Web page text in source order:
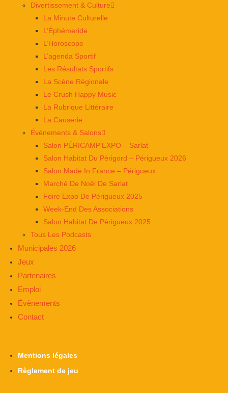
Divertissement & Culture
La Minute Culturelle
L’Éphémeride
L’Horoscope
L’agenda Sportif
Les Résultats Sportifs
La Scène Régionale
Le Crush Happy Music
La Rubrique Littéraire
La Causerie
Événements & Salons
Salon PÉRICAMP’EXPO – Sarlat
Salon Habitat Du Périgord – Périgueux 2026
Salon Made In France – Périgueux
Marché De Noël De Sarlat
Foire Expo De Périgueux 2025
Week-End Des Associations
Salon Habitat De Périgueux 2025
Tous Les Podcasts
Municipales 2026
Jeux
Partenaires
Emploi
Évènements
Contact
Mentions légales
Règlement de jeu